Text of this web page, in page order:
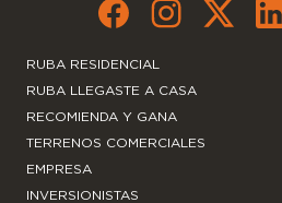
RUBA RESIDENCIAL
RUBA LLEGASTE A CASA
RECOMIENDA Y GANA
TERRENOS COMERCIALES
EMPRESA
INVERSIONISTAS